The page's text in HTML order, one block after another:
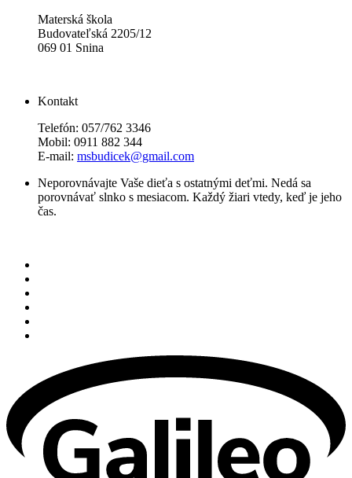
Materská škola
Budovateľská 2205/12
069 01 Snina
Kontakt
Telefón: 057/762 3346
Mobil: 0911 882 344
E-mail: msbudicek@gmail.com
Neporovnávajte Vaše dieťa s ostatnými deťmi. Nedá sa
porovnávať slnko s mesiacom. Každý žiari vtedy, keď je jeho
čas.